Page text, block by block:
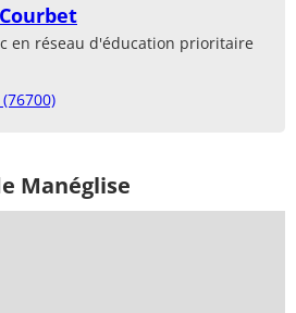
en réseau d'éducation prioritaire
Manéglise